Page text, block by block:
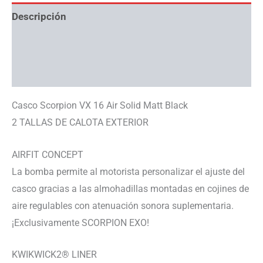
Descripción
Casco Scorpion VX 16 Air Solid Matt Black
2 TALLAS DE CALOTA EXTERIOR
AIRFIT CONCEPT
La bomba permite al motorista personalizar el ajuste del
casco gracias a las almohadillas montadas en cojines de
aire regulables con atenuación sonora suplementaria.
¡Exclusivamente SCORPION EXO!
KWIKWICK2® LINER